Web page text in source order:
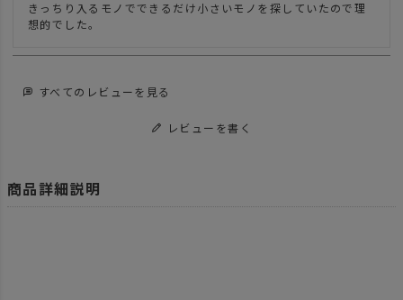
きっちり入るモノでできるだけ小さいモノを探していたので理
想的でした。
すべてのレビューを見る
レビューを書く
商品詳細説明